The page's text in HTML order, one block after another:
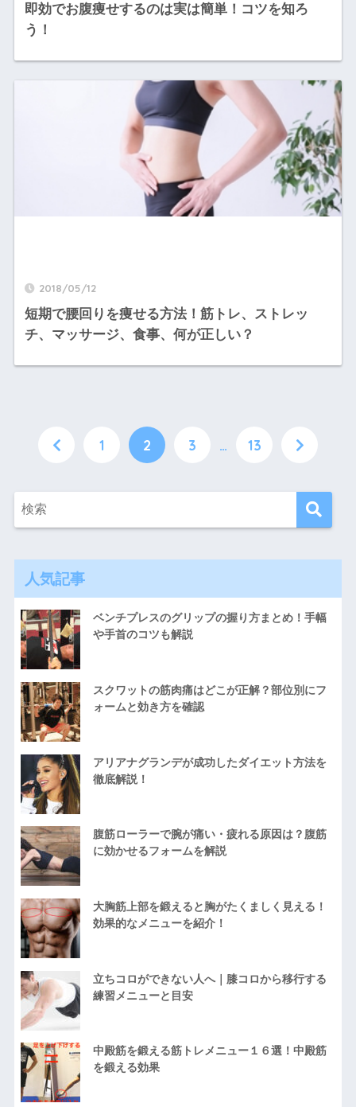
即効でお腹痩せするのは実は簡単！コツを知ろ
う！
2018/05/12
短期で腰回りを痩せる方法！筋トレ、ストレッ
チ、マッサージ、食事、何が正しい？
1 2 3 … 13
人気記事
ベンチプレスのグリップの握り方まとめ！手幅
や手首のコツも解説
スクワットの筋肉痛はどこが正解？部位別にフ
ォームと効き方を確認
アリアナグランデが成功したダイエット方法を
徹底解説！
腹筋ローラーで腕が痛い・疲れる原因は？腹筋
に効かせるフォームを解説
大胸筋上部を鍛えると胸がたくましく見える！
効果的なメニューを紹介！
立ちコロができない人へ｜膝コロから移行する
練習メニューと目安
中殿筋を鍛える筋トレメニュー１６選！中殿筋
を鍛える効果